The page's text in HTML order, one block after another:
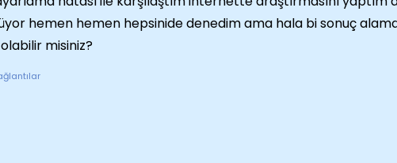
hemen hemen hepsinide denedim ama hala bi sonuç
misiniz?